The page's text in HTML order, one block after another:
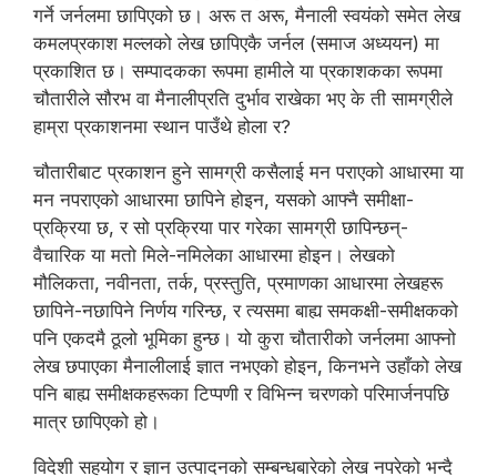
गर्ने जर्नलमा छापिएको छ। अरू त अरू, मैनाली स्वयंको समेत लेख
कमलप्रकाश मल्लको लेख छापिएकै जर्नल (समाज अध्ययन) मा
प्रकाशित छ। सम्पादकका रूपमा हामीले या प्रकाशकका रूपमा
चौतारीले सौरभ वा मैनालीप्रति दुर्भाव राखेका भए के ती सामग्रीले
हाम्रा प्रकाशनमा स्थान पाउँथे होला र?
चौतारीबाट प्रकाशन हुने सामग्री कसैलाई मन पराएको आधारमा या
मन नपराएको आधारमा छापिने होइन, यसको आफ्नै समीक्षा-
प्रक्रिया छ, र सो प्रक्रिया पार गरेका सामग्री छापिन्छन्-
वैचारिक या मतो मिले-नमिलेका आधारमा होइन। लेखको
मौलिकता, नवीनता, तर्क, प्रस्तुति, प्रमाणका आधारमा लेखहरू
छापिने-नछापिने निर्णय गरिन्छ, र त्यसमा बाह्य समकक्षी-समीक्षकको
पनि एकदमै ठूलो भूमिका हुन्छ। यो कुरा चौतारीको जर्नलमा आफ्नो
लेख छपाएका मैनालीलाई ज्ञात नभएको होइन, किनभने उहाँको लेख
पनि बाह्य समीक्षकहरूका टिप्पणी र विभिन्न चरणको परिमार्जनपछि
मात्र छापिएको हो।
विदेशी सहयोग र ज्ञान उत्पादनको सम्बन्धबारेको लेख नपरेको भन्दै